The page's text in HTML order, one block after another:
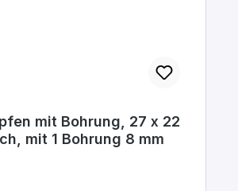
mit Bohrung, 27 x 22
mit 1 Bohrung 8 mm